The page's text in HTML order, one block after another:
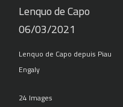
Lenquo de Capo
06/03/2021
Lenquo de Capo depuis Piau
Engaly
24 Images